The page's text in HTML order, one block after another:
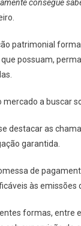
consegue
patrimonial
possuam,
a buscar
destacar as
garantida.
de
às emissões
formas, entre